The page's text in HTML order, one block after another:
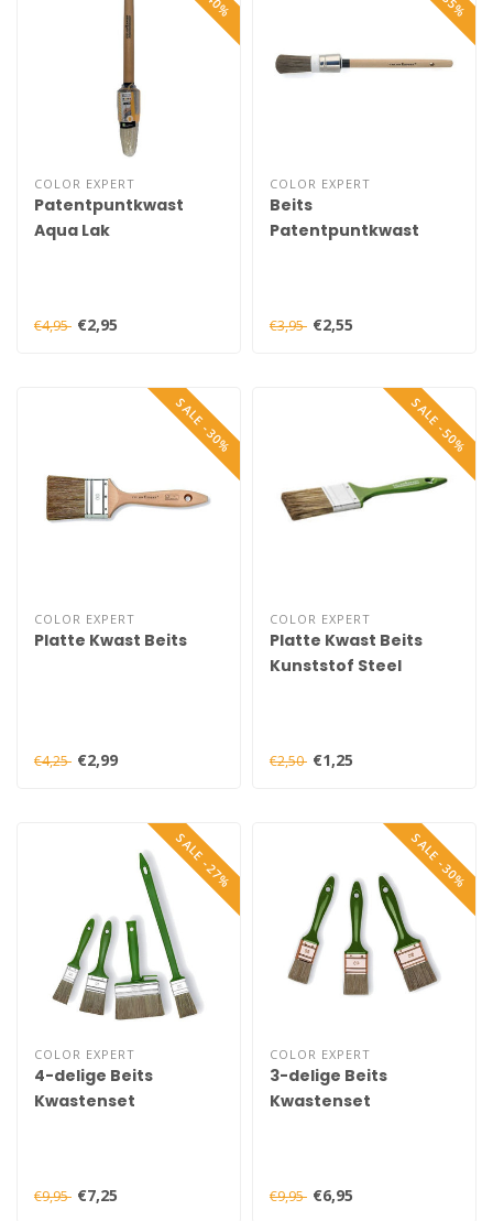
COLOR EXPERT
Patentpuntkwast
Aqua Lak
€4,95 €2,95
COLOR EXPERT
Beits
Patentpuntkwast
€3,95 €2,55
SALE -30%
COLOR EXPERT
Platte Kwast Beits
€4,25 €2,99
SALE -50%
COLOR EXPERT
Platte Kwast Beits
Kunststof Steel
€2,50 €1,25
SALE -27%
COLOR EXPERT
4-delige Beits
Kwastenset
€9,95 €7,25
SALE -30%
COLOR EXPERT
3-delige Beits
Kwastenset
€9,95 €6,95